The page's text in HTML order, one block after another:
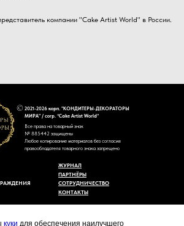
куки для обеспечения наилучшего
компании "Cake Artist World" в России.
2021-2026 корп. "КОНДИТЕРЫ-ДЕКОРАТОРЫ
МИРА" / corp. “Cake Artist World”
Все права на товарный знак
№ 885442 защищены
Любое копирование материалов без согласия
правообладателя товарного знака запрещено
КОНТАКТЫ
СОТРУДНИЧЕСТВО
ЖУРНАЛ
ПАРТНЁРЫ